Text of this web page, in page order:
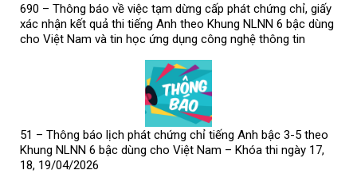
690 – Thông báo về việc tạm dừng cấp phát chứng chỉ, giấy
xác nhận kết quả thi tiếng Anh theo Khung NLNN 6 bậc dùng
cho Việt Nam và tin học ứng dụng công nghệ thông tin
51 – Thông báo lịch phát chứng chỉ tiếng Anh bậc 3-5 theo
Khung NLNN 6 bậc dùng cho Việt Nam – Khóa thi ngày 17,
18, 19/04/2026